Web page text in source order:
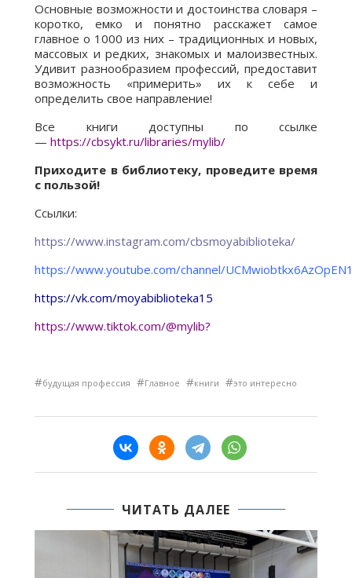
Основные возможности и достоинства словаря –
коротко, емко и понятно расскажет самое
главное о 1000 из них – традиционных и новых,
массовых и редких, знакомых и малоизвестных.
Удивит разнообразием профессий, предоставит
возможность «примерить» их к себе и
определить свое направление!
Все книги доступны по ссылке
— https://cbsykt.ru/libraries/mylib/
Приходите в библиотеку, проведите время
с пользой!
Ссылки:
https://www.instagram.com/cbsmoyabiblioteka/
https://www.youtube.com/channel/
https://vk.com/moyabiblioteka15
https://www.tiktok.com/@mylib?
#будущая профессия #Главное #книги #это интересно
ЧИТАТЬ ДАЛЕЕ